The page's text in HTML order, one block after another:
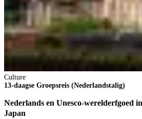
Culture
13-daagse Groepsreis (Nederlandstalig)
Nederlands en Unesco-werelderfgoed
Japan